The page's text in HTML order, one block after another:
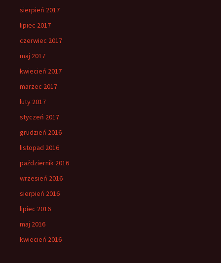
sierpień 2017
lipiec 2017
czerwiec 2017
maj 2017
kwiecień 2017
marzec 2017
luty 2017
styczeń 2017
grudzień 2016
listopad 2016
październik 2016
wrzesień 2016
sierpień 2016
lipiec 2016
maj 2016
kwiecień 2016